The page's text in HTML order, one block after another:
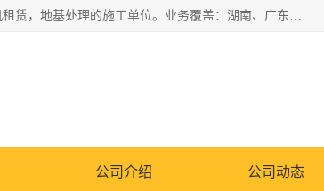
湖南业峻强夯基础工程有限公司是一家专业从事湖南强夯基础工程、强夯机租赁，地基处理的施工单位。业务覆盖：湖南、广东，江西等地。可承接1000KN.m-25000KN.m强夯（置换）工程。公司创始人是国内较早期从事强夯施工的建设者，经过多年的一步一个脚印的发展，在行业内具有较高的度和良好的口碑。
公司介绍 公司动态